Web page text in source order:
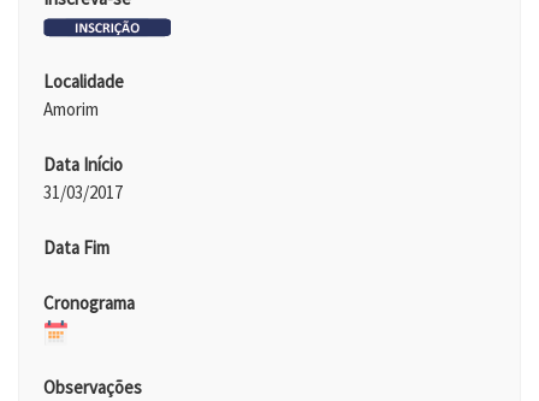
Localidade
Amorim
Data Início
31/03/2017
Data Fim
Cronograma
Observações